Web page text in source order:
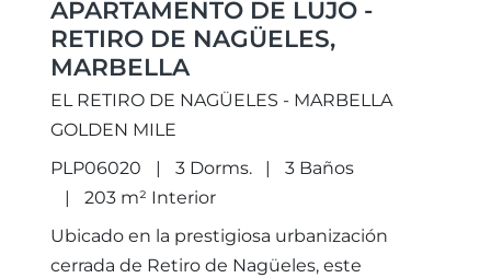
APARTAMENTO DE LUJO -
RETIRO DE NAGÜELES,
MARBELLA
EL RETIRO DE NAGÜELES - MARBELLA
GOLDEN MILE
PLP06020
3 Dorms.
3 Baños
203 m² Interior
Ubicado en la prestigiosa urbanización
cerrada de Retiro de Nagüeles, este